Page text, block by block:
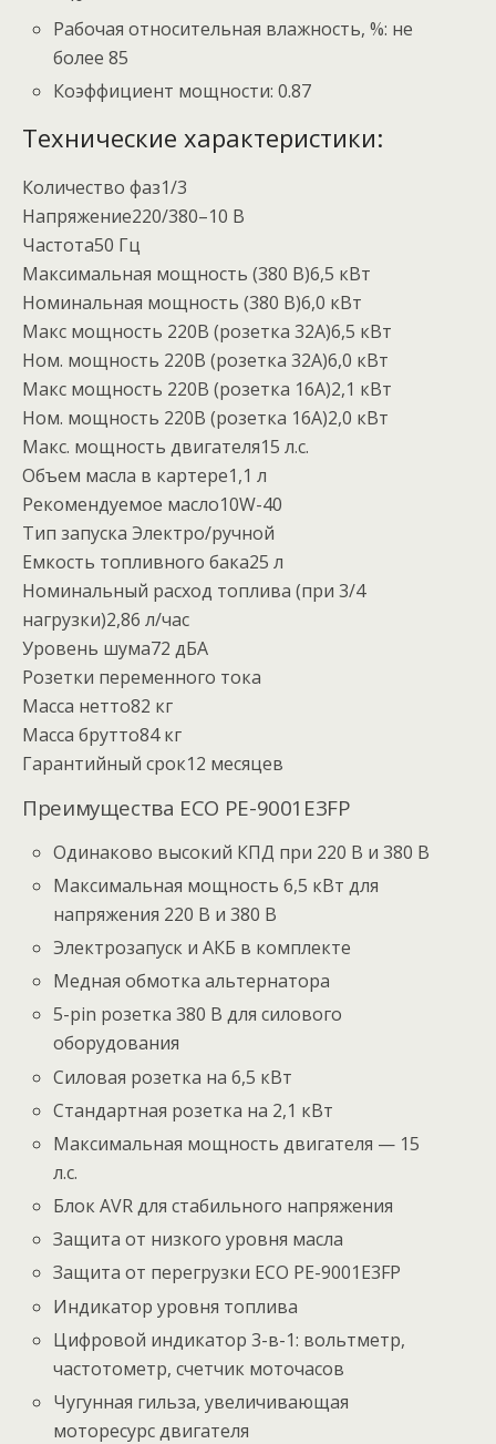
Рабочая относительная влажность, %: не
более 85
Коэффициент мощности: 0.87
Технические характеристики:
Количество фаз1/3
Напряжение220/380–10 В
Частота50 Гц
Максимальная мощность (380 В)6,5 кВт
Номинальная мощность (380 В)6,0 кВт
Макс мощность 220В (розетка 32А)6,5 кВт
Ном. мощность 220В (розетка 32А)6,0 кВт
Макс мощность 220В (розетка 16А)2,1 кВт
Ном. мощность 220В (розетка 16А)2,0 кВт
Макс. мощность двигателя15 л.с.
Объем масла в картере1,1 л
Рекомендуемое масло10W-40
Тип запуска Электро/ручной
Емкость топливного бака25 л
Номинальный расxод топлива (при 3/4
нагрузки)2,86 л/час
Уровень шума72 дБА
Розетки переменного тока
Масса нетто82 кг
Масса брутто84 кг
Гарантийный срок12 месяцев
Преимущества ECO PE-9001E3FP
Одинаково высокий КПД при 220 В и 380 В
Максимальная мощность 6,5 кВт для
напряжения 220 В и 380 В
Электрозапуск и АКБ в комплекте
Медная обмотка альтернатора
5-pin розетка 380 В для силового
оборудования
Силовая розетка на 6,5 кВт
Стандартная розетка на 2,1 кВт
Максимальная мощность двигателя — 15
л.с.
Блок AVR для стабильного напряжения
Защита от низкого уровня масла
Защита от перегрузки ECO PE-9001E3FP
Индикатор уровня топлива
Цифровой индикатор 3-в-1: вольтметр,
частотометр, счетчик моточасов
Чугунная гильза, увеличивающая
моторесурс двигателя